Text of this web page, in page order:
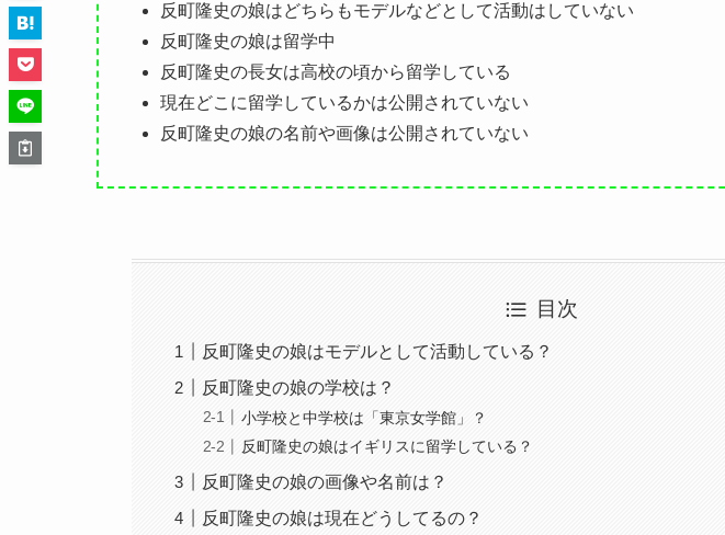
反町隆史の娘はどちらもモデルなどとして活動はしていない
反町隆史の娘は留学中
反町隆史の長女は高校の頃から留学している
現在どこに留学しているかは公開されていない
反町隆史の娘の名前や画像は公開されていない
目次
反町隆史の娘はモデルとして活動している？
反町隆史の娘の学校は？
小学校と中学校は「東京女学館」？
反町隆史の娘はイギリスに留学している？
反町隆史の娘の画像や名前は？
反町隆史の娘は現在どうしてるの？